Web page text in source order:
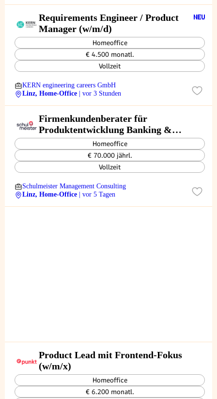
Requirements Engineer / Product
Manager (w/m/d)
Homeoffice
€ 4.500 monatl.
Vollzeit
KERN engineering careers GmbH
Linz, Home-Office
| vor 3 Stunden
Firmenkundenberater für
Produktentwicklung Banking &
Finanzierung (m/w/d)
Homeoffice
€ 70.000 jährl.
Vollzeit
Schulmeister Management Consulting
Linz, Home-Office
| vor 5 Tagen
Product Lead mit Frontend-Fokus
(w/m/x)
Homeoffice
€ 6.200 monatl.